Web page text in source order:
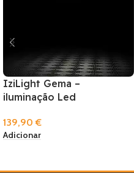
IziLight Gema –
iluminação Led
139,90€
Adicionar